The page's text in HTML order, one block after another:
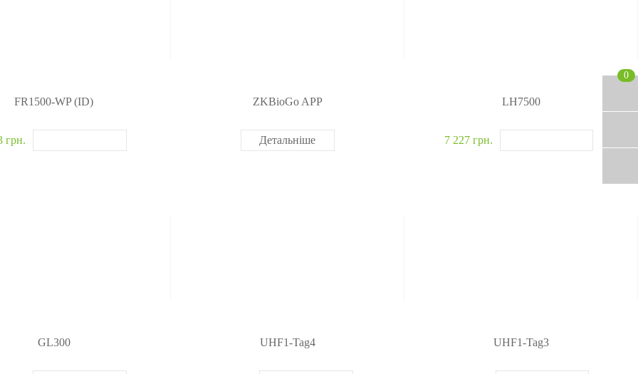
FR1500-WP (ID)
грн.
ZKBioGo APP
Детальніше
LH7500
7 227 грн.
GL300 UHF1-Tag4 UHF1-Tag3
0